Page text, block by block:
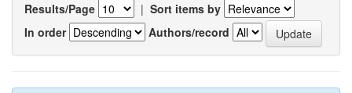
Results/Page | Sort items by
In order
Authors/record